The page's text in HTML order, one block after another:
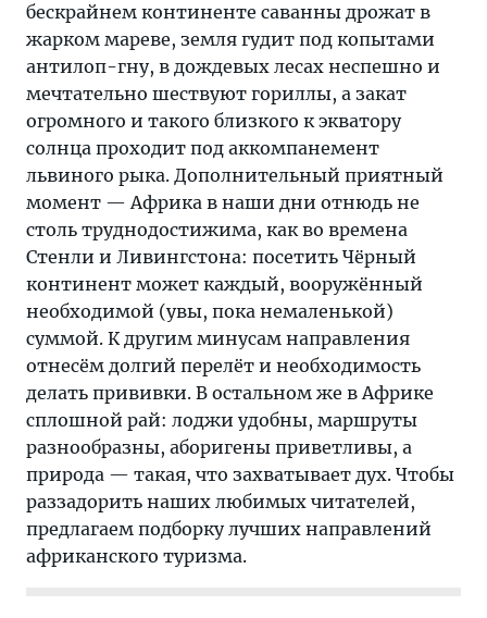
бескрайнем континенте саванны дрожат в
жарком мареве, земля гудит под копытами
антилоп-гну, в дождевых лесах неспешно и
мечтательно шествуют гориллы, а закат
огромного и такого близкого к экватору
солнца проходит под аккомпанемент
львиного рыка. Дополнительный приятный
момент — Африка в наши дни отнюдь не
столь труднодостижима, как во времена
Стенли и Ливингстона: посетить Чёрный
континент может каждый, вооружённый
необходимой (увы, пока немаленькой)
суммой. К другим минусам направления
отнесём долгий перелёт и необходимость
делать прививки. В остальном же в Африке
сплошной рай: лоджи удобны, маршруты
разнообразны, аборигены приветливы, а
природа — такая, что захватывает дух. Чтобы
раззадорить наших любимых читателей,
предлагаем подборку лучших направлений
африканского туризма.